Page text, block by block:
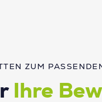
ZUM
Ihre